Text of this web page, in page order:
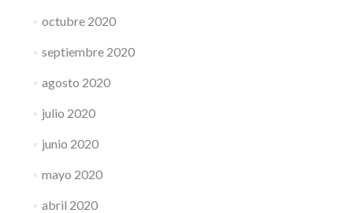
octubre 2020
septiembre 2020
agosto 2020
julio 2020
junio 2020
mayo 2020
abril 2020